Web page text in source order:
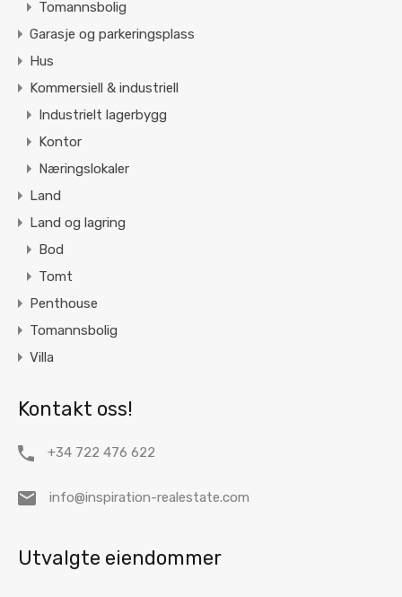
Tomannsbolig
Garasje og parkeringsplass
Hus
Kommersiell & industriell
Industrielt lagerbygg
Kontor
Næringslokaler
Land
Land og lagring
Bod
Tomt
Penthouse
Tomannsbolig
Villa
Kontakt oss!
+34 722 476 622
info@inspiration-realestate.com
Utvalgte eiendommer